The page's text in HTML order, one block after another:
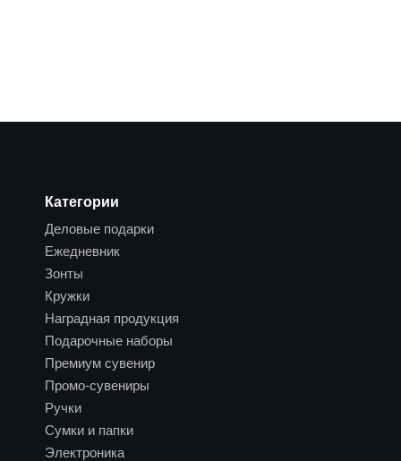
Категории
Деловые подарки
Ежедневник
Зонты
Кружки
Наградная продукция
Подарочные наборы
Премиум сувенир
Промо-сувениры
Ручки
Сумки и папки
Электроника